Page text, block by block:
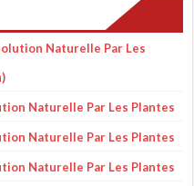
Naturelle Par Les
Naturelle Par Les Plantes
Naturelle Par Les Plantes
Naturelle Par Les Plantes